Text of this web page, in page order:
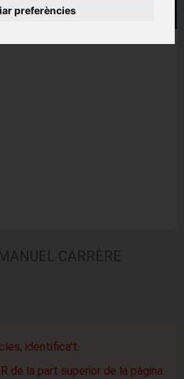
preferències
CARRÈRE
identifica't.
de la part superior de la pàgina.